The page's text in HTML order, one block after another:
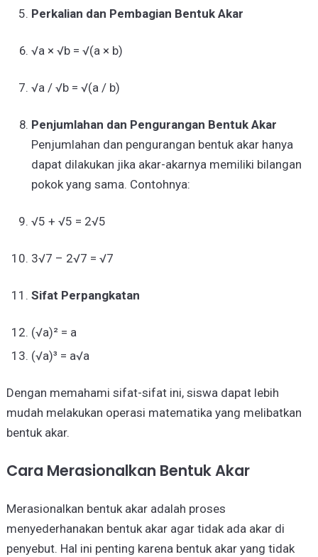
Perkalian dan Pembagian Bentuk Akar
√a × √b = √(a × b)
√a / √b = √(a / b)
Penjumlahan dan Pengurangan Bentuk Akar
Penjumlahan dan pengurangan bentuk akar hanya
dapat dilakukan jika akar-akarnya memiliki bilangan
pokok yang sama. Contohnya:
√5 + √5 = 2√5
3√7 – 2√7 = √7
Sifat Perpangkatan
(√a)² = a
(√a)³ = a√a
Dengan memahami sifat-sifat ini, siswa dapat lebih
mudah melakukan operasi matematika yang melibatkan
bentuk akar.
Cara Merasionalkan Bentuk Akar
Merasionalkan bentuk akar adalah proses
menyederhanakan bentuk akar agar tidak ada akar di
penyebut. Hal ini penting karena bentuk akar yang tidak